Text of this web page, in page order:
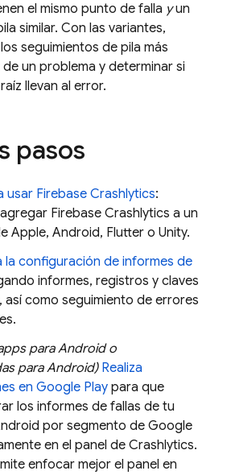
el mismo punto de falla yun
similar. Con las variantes,
seguimientos de pila más
un problema y determinar si
llevan al error.
pasos
usar Firebase Crashlytics:
Firebase Crashlytics a un
Apple, Android, Flutter o Unity.
la configuración de informes de
informes, registros y claves
así como seguimiento de errores
para Android o
para Android) Realiza
en Google Play para que
los informes de fallas de tu
por segmento de Google
en el panel deCrashlytics.
enfocar mejor el panel en